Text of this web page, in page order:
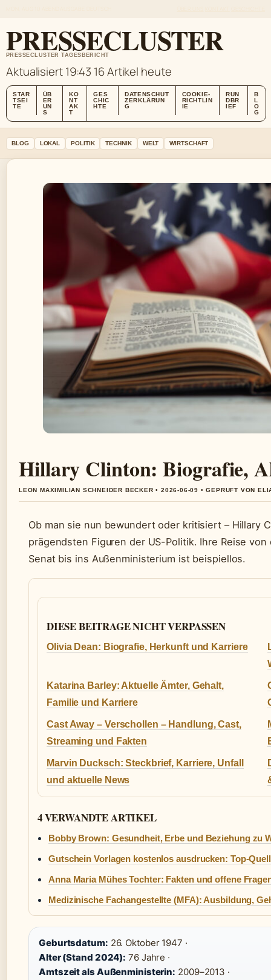
PRESSECLUSTER
PRESSECLUSTER TAGESBERICHT
Aktualisiert 19:43 16 Artikel heute
STAR
TSEI
TE
ÜB
ER
UN
S
KO
NT
AK
T
GES
CHIC
HTE
DATENSCHUT
ZERKLÄRUN
G
COOKIE-
RICHTLIN
IE
RUN
DBR
IEF
B
L
O
G
BLOG LOKAL POLITIK TECHNIK WELT WIRTSCHAFT
Hillary Clinton: Biografie,
LEON MAXIMILIAN SCHNEIDER BECKER • 2026-06-09 • GEPRUFT VON
Ob man sie nun bewundert oder kritisiert – Hillary
prägendsten Figuren der US-Politik. Ihre Reise
Senat bis ins Außenministerium ist beispiellos.
DIESE BEITRAGE NICHT VERPASSEN
Olivia Dean: Biografie, Herkunft und Karriere
Katarina Barley: Aktuelle Ämter, Gehalt,
Familie und Karriere
Cast Away – Verschollen – Handlung, Cast,
Streaming und Fakten
Marvin Ducksch: Steckbrief, Karriere, Unfall
und aktuelle News
4 VERWANDTE ARTIKEL
Bobby Brown: Gesundheit, Erbe und Beziehung zu
Gutschein Vorlagen kostenlos ausdrucken: Top-
Anna Maria Mühes Tochter: Fakten und offene
Medizinische Fachangestellte (MFA): Ausbildung,
Geburtsdatum: 26. Oktober 1947 ·
Alter (Stand 2024): 76 Jahre ·
Amtszeit als Außenministerin: 2009–2013 ·